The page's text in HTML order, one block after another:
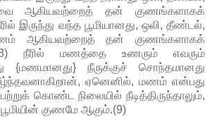
ஆகியவற்றைத் தன் குணங்களாகக்
இருந்து வந்த பூமியானது, ஒலி, தீண்டல்,
ஆகியவற்றைத் தன் குணங்களாகக்
நீரில் மணத்தை உணரும் எவரும்
{மணமானது} நீருக்குச் சொந்தமானது
ஏனெனில், மணம் என்பது
பற்றுக் கொண்ட நிலையில் நீடித்திருந்தாலும்,
குணமே ஆகும்.(9)